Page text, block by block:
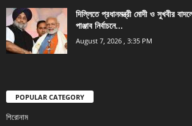
দিল্লিতে প্রধানমন্ত্রী মোদী ও সুখবীর
পাঞ্জাব নির্বাচনে...
August 7, 2026 , 3:35 PM
POPULAR CATEGORY
শিরোনাম